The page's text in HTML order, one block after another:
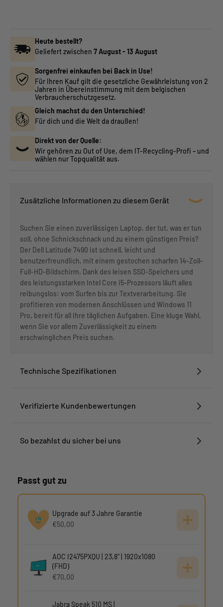
Heute bestellt?
Geliefert zwischen 7 August-13 August
Sorgenfrei einkaufen bei Back in Use!
Für Ihren Kauf gilt die gesetzliche Gewährleistung von 2
Jahren in Übereinstimmung mit dem belgischen
Verbraucherschutzgesetz.
Gleich machst du den Unterschied!
Für dich und die Welt da draußen!
Direkt von der Quelle:
Wir gehören zu Out of Use, dem IT-Recycling-Profi – und
wählen nur Topqualität aus.
Zusätzliche Informationen zu diesem Gerät
Suchen Sie einen zuverlässigen Laptop, der tut, was er tun
soll, ohne Schnickschnack und zu einem günstigen Preis?
Der Dell Latitude 7490 ist schnell, leicht und
benutzerfreundlich, mit einem gestochen scharfen 14-Zoll-
Full-HD-Bildschirm. Dank des leisen SSD-Speichers und
des leistungsstarken Intel Core i5-Prozessors läuft alles
reibungslos: vom Surfen bis zur Textverarbeitung. Sie
profitieren von modernen Anschlüssen und Windows 11
Pro, bereit für all Ihre täglichen Aufgaben. Eine kluge Wahl,
wenn Sie vor allem Zuverlässigkeit zu einem
erschwinglichen Preis suchen.
Technische Spezifikationen
Verifizierte Kundenbewertungen
So bezahlst du sicher bei uns
Passt gut zu
Upgrade auf 3 Jahre Garantie
€50,00
AOC I2475PXQU | 23,8" | 1920x1080
(FHD)
€70,00
Jabra Speak 510 MS |